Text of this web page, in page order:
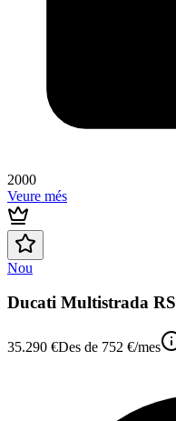
2000
Veure més
Nou
Ducati Multistrada RS
35.290 €Des de 752 €/mes